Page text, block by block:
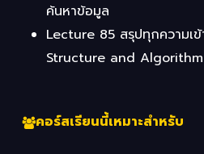
ค้นหาข้อมูล
Lecture 85 สรุปทุกความเ
Structure and
คอร์สเรียนนี้เหมาะสำหรับ